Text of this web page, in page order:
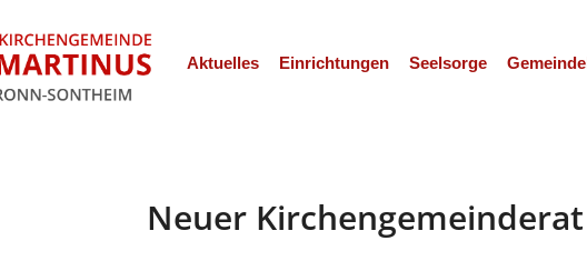
Aktuelles Einrichtungen Seelsorge
Neuer